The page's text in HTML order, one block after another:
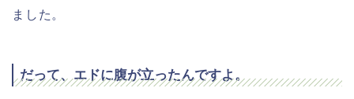
ました。
だって、エドに腹が立ったんですよ。